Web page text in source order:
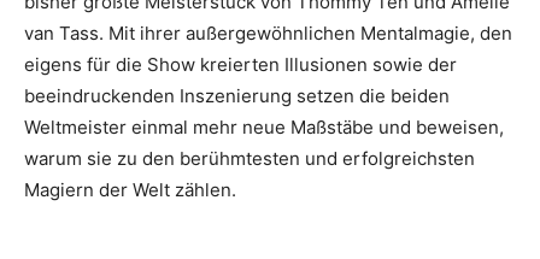
van Tass. Mit ihrer außergewöhnlichen Mentalmagie, den
eigens für die Show kreierten Illusionen sowie der
beeindruckenden Inszenierung setzen die beiden
Weltmeister einmal mehr neue Maßstäbe und beweisen,
warum sie zu den berühmtesten und erfolgreichsten
Magiern der Welt zählen.